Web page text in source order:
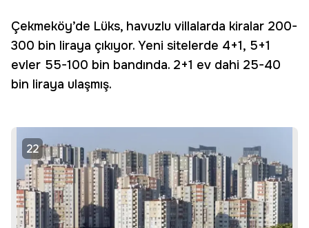
Çekmeköy’de Lüks, havuzlu villalarda kiralar 200-
300 bin liraya çıkıyor. Yeni sitelerde 4+1, 5+1
evler 55-100 bin bandında. 2+1 ev dahi 25-40
bin liraya ulaşmış.
22